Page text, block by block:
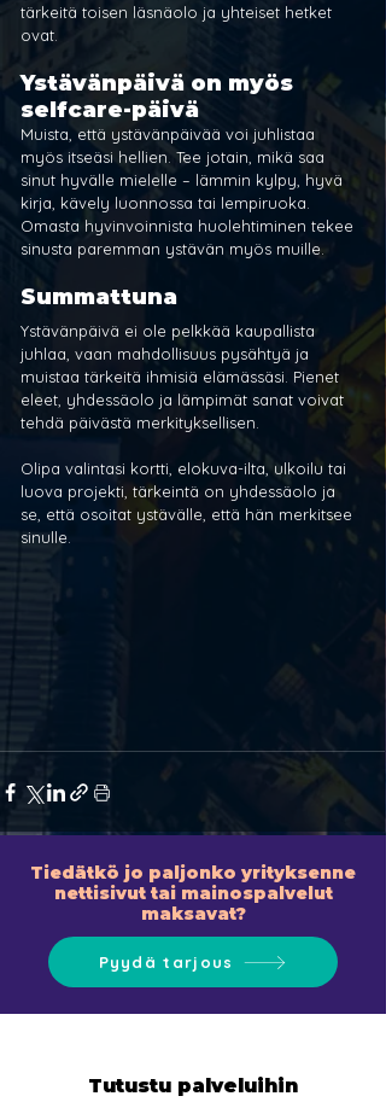
tärkeitä toisen läsnäolo ja yhteiset hetket
ovat.
Ystävänpäivä on myös
selfcare-päivä
Muista, että ystävänpäivää voi juhlistaa
myös itseäsi hellien. Tee jotain, mikä saa
sinut hyvälle mielelle – lämmin kylpy, hyvä
kirja, kävely luonnossa tai lempiruoka.
Omasta hyvinvoinnista huolehtiminen tekee
sinusta paremman ystävän myös muille.
Summattuna
Ystävänpäivä ei ole pelkkää kaupallista
juhlaa, vaan mahdollisuus pysähtyä ja
muistaa tärkeitä ihmisiä elämässäsi. Pienet
eleet, yhdessäolo ja lämpimät sanat voivat
tehdä päivästä merkityksellisen.
Olipa valintasi kortti, elokuva-ilta, ulkoilu tai
luova projekti, tärkeintä on yhdessäolo ja
se, että osoitat ystävälle, että hän merkitsee
sinulle.
Tiedätkö jo paljonko yrityksenne
nettisivut tai mainospalvelut
maksavat?
Pyydä tarjous
Tutustu palveluihin